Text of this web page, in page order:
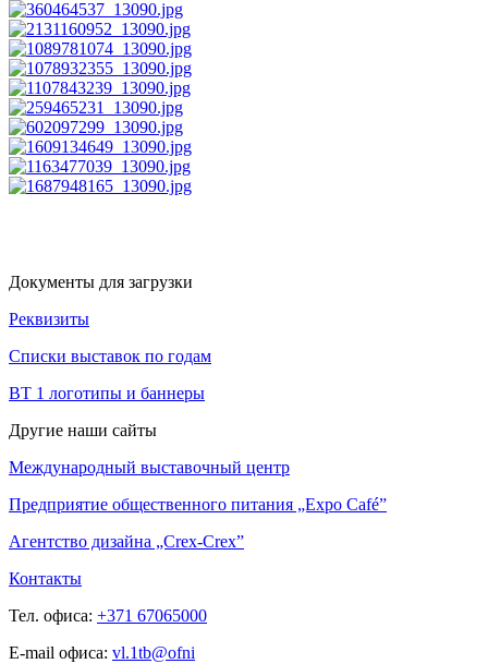
Документы для загрузки
Реквизиты
Списки выставок по годам
BT 1 логотипы и баннеры
Другие наши сайты
Международный выставочный центр
Предприятие общественного питания „Expo Café”
Агентство дизайна „Crex-Crex”
Контакты
Тел. офиса: +371 67065000
E-mail офиса: vl.1tb@ofni